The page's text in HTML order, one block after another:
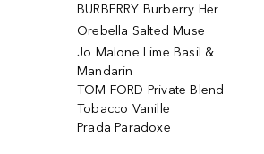
BURBERRY Burberry Her
Orebella Salted Muse
Jo Malone Lime Basil &
Mandarin
TOM FORD Private Blend
Tobacco Vanille
Prada Paradoxe